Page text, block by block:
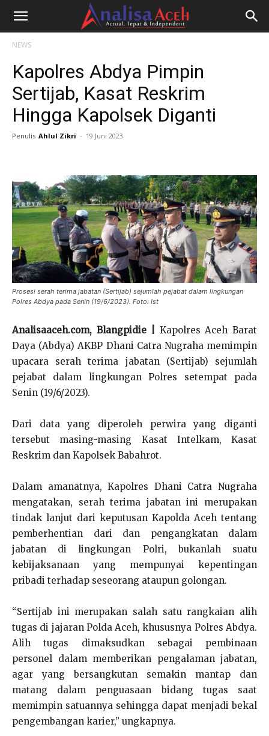
NEWS
Kapolres Abdya Pimpin
Sertijab, Kasat Reskrim
Hingga Kapolsek Diganti
Penulis Ahlul Zikri - 19 Juni 2023
Prosesi serah terima jabatan (Sertijab) sejumlah pejabat dalam lingkungan
Polres Abdya pada Senin (19/6/2023). Foto: Ist
Analisaaceh.com, Blangpidie |
Kapolres Aceh Barat
Daya (Abdya) AKBP Dhani Catra Nugraha memimpin
upacara serah terima jabatan (Sertijab) sejumlah
pejabat dalam lingkungan Polres setempat pada
Senin (19/6/2023).
Dari data yang diperoleh perwira yang diganti
tersebut masing-masing Kasat Intelkam, Kasat
Reskrim dan Kapolsek Babahrot.
Dalam amanatnya, Kapolres Dhani Catra Nugraha
mengatakan, serah terima jabatan ini merupakan
tindak lanjut dari keputusan Kapolda Aceh tentang
pemberhentian dari dan pengangkatan dalam
jabatan di lingkungan Polri, bukanlah suatu
kebijaksanaan yang mempunyai kepentingan
pribadi terhadap seseorang ataupun golongan.
“Sertijab ini merupakan salah satu rangkaian alih
tugas di jajaran Polda Aceh, khususnya Polres Abdya.
Alih tugas dimaksudkan sebagai pembinaan
personel dalam memberikan pengalaman jabatan,
agar yang bersangkutan semakin mantap dan
matang dalam penguasaan bidang tugas saat
memimpin satuannya sehingga dapat menjadi bekal
pengembangan karier,” ungkapnya.